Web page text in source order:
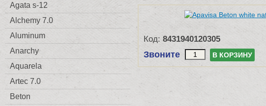
Agata s-12
Alchemy 7.0
Aluminum
Anarchy
Aquarela
Artec 7.0
Beton
Код: 8431940120305
Звоните В КОРЗИНУ